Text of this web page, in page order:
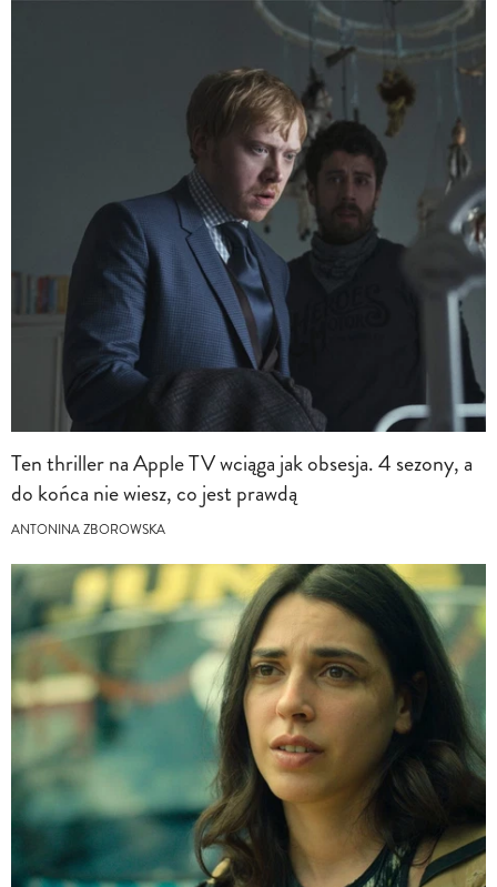
Ten thriller na Apple TV wciąga jak obsesja. 4 sezony, a
do końca nie wiesz, co jest prawdą
ANTONINA ZBOROWSKA